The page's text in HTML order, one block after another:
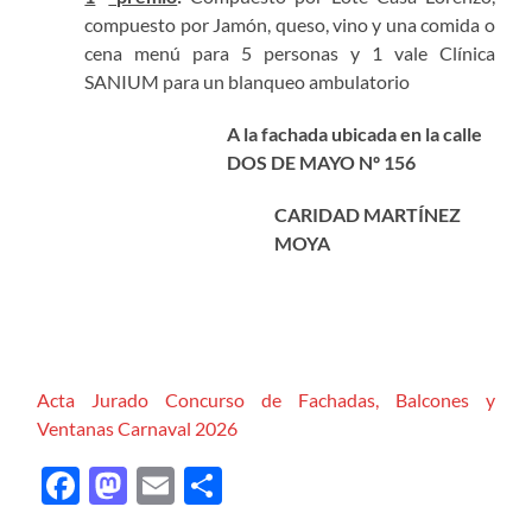
compuesto por Jamón, queso, vino y una comida o
cena menú para 5 personas y 1 vale Clínica
SANIUM para un blanqueo ambulatorio
A la fachada ubicada en la calle
DOS DE MAYO Nº 156
CARIDAD MARTÍNEZ
MOYA
Acta Jurado Concurso de Fachadas, Balcones y
Ventanas Carnaval 2026
Facebook
Mastodon
Email